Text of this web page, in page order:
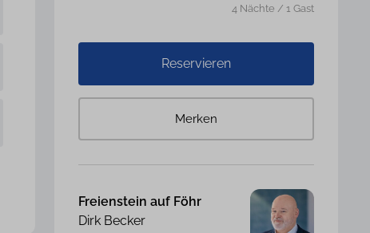
4 Nächte / 1 Gast
Reservieren
Merken
Freienstein auf Föhr
Dirk Becker